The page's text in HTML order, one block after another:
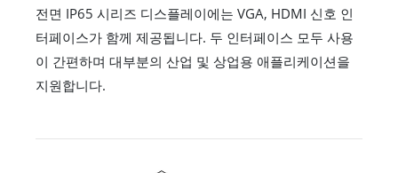
전면 IP65 시리즈 디스플레이에는 VGA, HDMI 신호 인
터페이스가 함께 제공됩니다. 두 인터페이스 모두 사용
이 간편하며 대부분의 산업 및 상업용 애플리케이션을
지원합니다.